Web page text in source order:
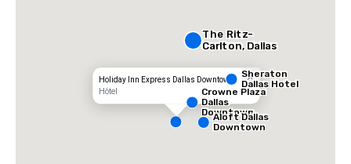
Holiday Inn Express Dallas Downtown
Hôtel
The Ritz-
Carlton, Dallas
Sheraton
Dallas Hotel
Crowne Plaza
Dallas
Downtown
Aloft Dallas
Downtown